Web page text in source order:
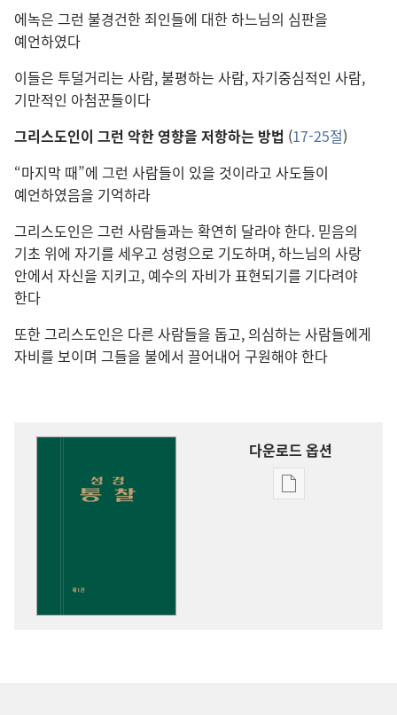
에녹은 그런 불경건한 죄인들에 대한 하느님의 심판을
예언하였다
이들은 투덜거리는 사람, 불평하는 사람, 자기중심적인 사람,
기만적인 아첨꾼들이다
그리스도인이 그런 악한 영향을 저항하는 방법 (17-25절)
“마지막 때”에 그런 사람들이 있을 것이라고 사도들이
예언하였음을 기억하라
그리스도인은 그런 사람들과는 확연히 달라야 한다. 믿음의
기초 위에 자기를 세우고 성령으로 기도하며, 하느님의 사랑
안에서 자신을 지키고, 예수의 자비가 표현되기를 기다려야
한다
또한 그리스도인은 다른 사람들을 돕고, 의심하는 사람들에게
자비를 보이며 그들을 불에서 끌어내어 구원해야 한다
다운로드 옵션
출판물